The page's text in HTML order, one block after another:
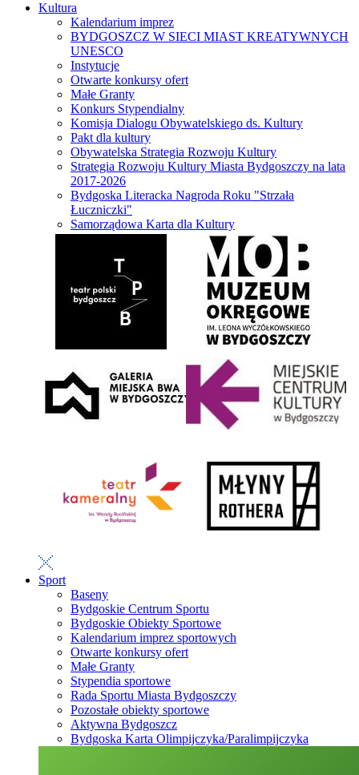
Kultura
Kalendarium imprez
BYDGOSZCZ W SIECI MIAST KREATYWNYCH
UNESCO
Instytucje
Otwarte konkursy ofert
Małe Granty
Konkurs Stypendialny
Komisja Dialogu Obywatelskiego ds. Kultury
Pakt dla kultury
Obywatelska Strategia Rozwoju Kultury
Strategia Rozwoju Kultury Miasta Bydgoszczy na lata
2017-2026
Bydgoska Literacka Nagroda Roku "Strzała
Łuczniczki"
Samorządowa Karta dla Kultury
Sport
Baseny
Bydgoskie Centrum Sportu
Bydgoskie Obiekty Sportowe
Kalendarium imprez sportowych
Otwarte konkursy ofert
Małe Granty
Stypendia sportowe
Rada Sportu Miasta Bydgoszczy
Pozostałe obiekty sportowe
Aktywna Bydgoszcz
Bydgoska Karta Olimpijczyka/Paralimpijczyka